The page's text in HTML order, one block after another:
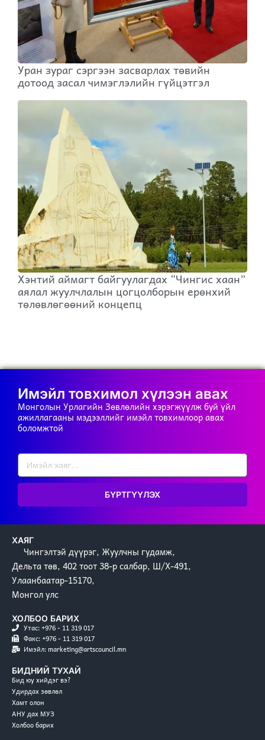
Уран зураг сэргээн засварлах төвийн
дотоод засал чимэглэлийн гүйцэтгэл
Хэнтий аймагт байгуулагдах “Чингис хаан”
аялал жуулчлалын цогцолборын ерөнхий
төлөвлөгөөний концепц
Имэйл товхимол хүлээн авах
Монголын Урлагийн Зөвлөлийн хэрэгжүүлж буй үйл
ажиллагааны мэдээллийг имэйл товхимлоор авах
боломжтой
БҮРТГҮҮЛЭХ
ХАЯГ
Чингэлтэй дүүрэг, Жуулчны гудамж,
Дельта төв, 402 тоот 38-р салбар, Ш/Х-491,
Улаанбаатар-15170,
Монгол улс
ХОЛБОО БАРИХ
Утас: +976 - 11 319 017
Факс: +976 - 11 319 017
Имэйл: marketing@artscouncil.mn
БИДНИЙ ТУХАЙ
Бид юу хийдэг вэ?
Удирдах зөвлөл
Хамт олон
АНУ дах МУЗ
Холбоо барих